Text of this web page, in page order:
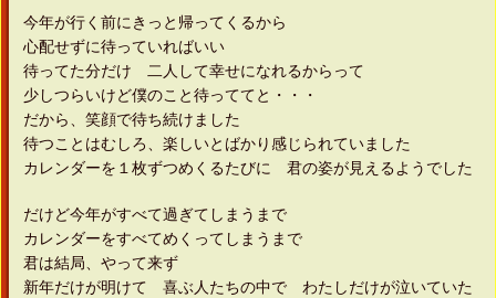
今年が行く前にきっと帰ってくるから
心配せずに待っていればいい
待ってた分だけ 二人して幸せになれるからって
少しつらいけど僕のこと待っててと・・・
だから、笑顔で待ち続けました
待つことはむしろ、楽しいとばかり感じられていました
カレンダーを１枚ずつめくるたびに 君の姿が見えるようでした
だけど今年がすべて過ぎてしまうまで
カレンダーをすべてめくってしまうまで
君は結局、やって来ず
新年だけが明けて 喜ぶ人たちの中で わたしだけが泣いていた